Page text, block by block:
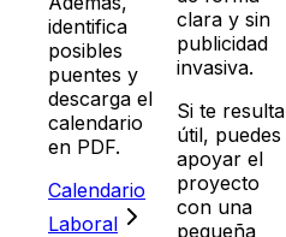
identifica
posibles
puentes y
descarga el
calendario
en PDF.
Calendario
Laboral
clara y sin
publicidad
invasiva.
Si te resulta
útil, puedes
apoyar el
proyecto
con una
pequeña